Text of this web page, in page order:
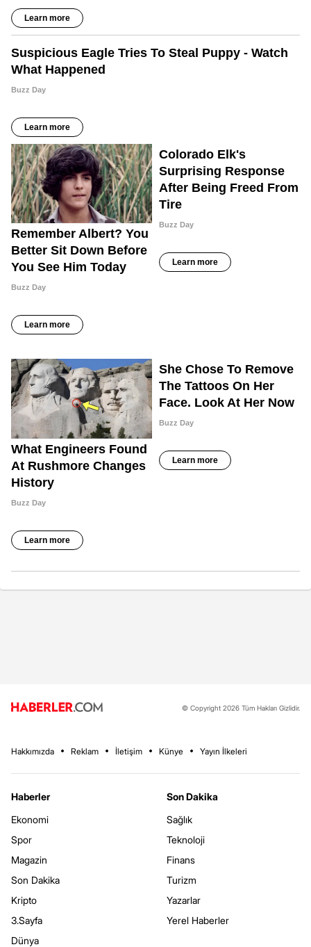
© Copyright 2026 Tüm Hakları Gizlidir.
Hakkımızda Reklam İletişim Künye Yayın İlkeleri
Haberler
Ekonomi
Spor
Magazin
Son Dakika
Kripto
3.Sayfa
Dünya
Son Dakika
Sağlık
Teknoloji
Finans
Turizm
Yazarlar
Yerel Haberler